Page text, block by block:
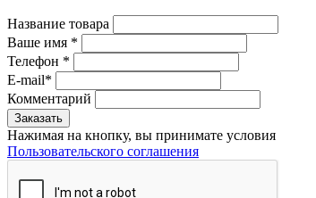
Название товара
Ваше имя *
Телефон *
E-mail*
Комментарий
Нажимая на кнопку, вы принимате условия
Пользовательского соглашения